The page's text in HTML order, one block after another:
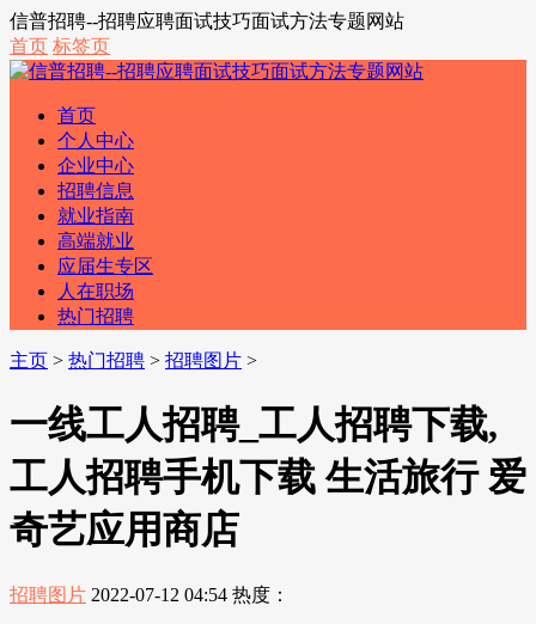
信普招聘--招聘应聘面试技巧面试方法专题网站
首页 标签页
首页
个人中心
企业中心
招聘信息
就业指南
高端就业
应届生专区
人在职场
热门招聘
主页 > 热门招聘 > 招聘图片 >
一线工人招聘_工人招聘下载,
工人招聘手机下载 生活旅行 爱
奇艺应用商店
招聘图片 2022-07-12 04:54 热度：